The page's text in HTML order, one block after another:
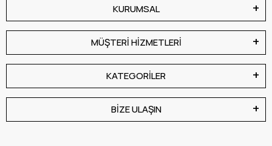
KURUMSAL
MÜŞTERİ HİZMETLERİ
KATEGORİLER
BİZE ULAŞIN